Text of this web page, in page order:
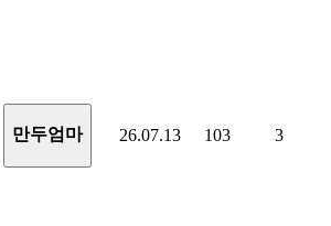
만두엄마 26.07.13 103 3